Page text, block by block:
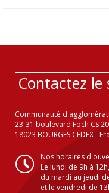
Contactez le
Communauté
23-31 boulevard Foch CS
18023 BOURGES CEDEX -
Nos horaires
Le lundi de 9h à 12h,
du mardi au jeudi
et le vendredi de